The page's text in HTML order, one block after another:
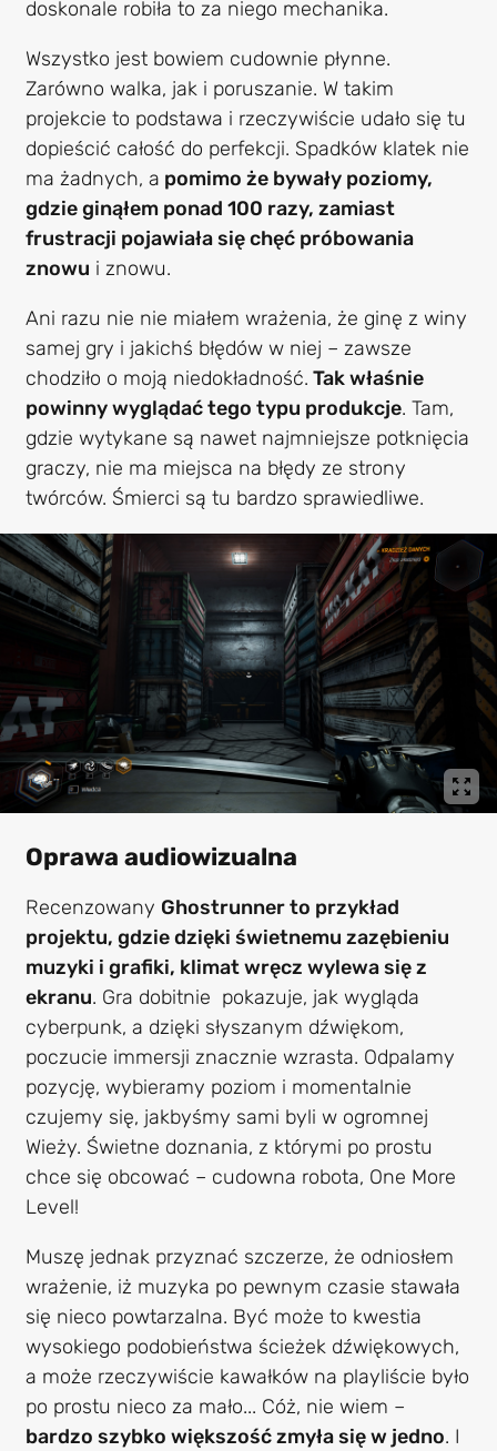
doskonale robiła to za niego mechanika.
Wszystko jest bowiem cudownie płynne.
Zarówno walka, jak i poruszanie. W takim
projekcie to podstawa i rzeczywiście udało się tu
dopieścić całość do perfekcji. Spadków klatek nie
ma żadnych, a pomimo że bywały poziomy,
gdzie ginąłem ponad 100 razy, zamiast
frustracji pojawiała się chęć próbowania
znowu i znowu.
Ani razu nie nie miałem wrażenia, że ginę z winy
samej gry i jakichś błędów w niej – zawsze
chodziło o moją niedokładność. Tak właśnie
powinny wyglądać tego typu produkcje. Tam,
gdzie wytykane są nawet najmniejsze potknięcia
graczy, nie ma miejsca na błędy ze strony
twórców. Śmierci są tu bardzo sprawiedliwe.
Oprawa audiowizualna
Recenzowany Ghostrunner to przykład
projektu, gdzie dzięki świetnemu zazębieniu
muzyki i grafiki, klimat wręcz wylewa się z
ekranu. Gra dobitnie pokazuje, jak wygląda
cyberpunk, a dzięki słyszanym dźwiękom,
poczucie immersji znacznie wzrasta. Odpalamy
pozycję, wybieramy poziom i momentalnie
czujemy się, jakbyśmy sami byli w ogromnej
Wieży. Świetne doznania, z którymi po prostu
chce się obcować – cudowna robota, One More
Level!
Muszę jednak przyznać szczerze, że odniosłem
wrażenie, iż muzyka po pewnym czasie stawała
się nieco powtarzalna. Być może to kwestia
wysokiego podobieństwa ścieżek dźwiękowych,
a może rzeczywiście kawałków na playliście było
po prostu nieco za mało... Cóż, nie wiem –
bardzo szybko większość zmyła się w jedno. I